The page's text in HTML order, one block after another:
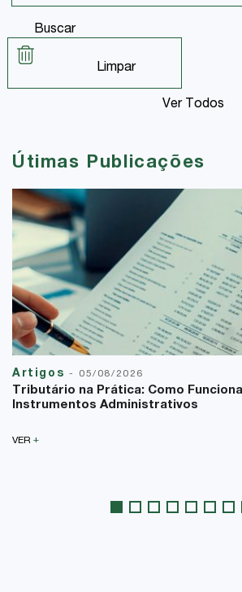
Buscar
Limpar
Ver Todos
Útimas Publicações
Artigos - 05/08/2026
Tributário na Prática: Como
Instrumentos Administrativos
VER +